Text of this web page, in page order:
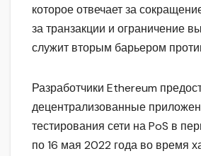
которое отвечает за
за транзакции и ограничение
служит вторым барьером
Разработчики Ethereum
децентрализованные
тестирования сети на PoS в
по 16 мая 2022 года во время